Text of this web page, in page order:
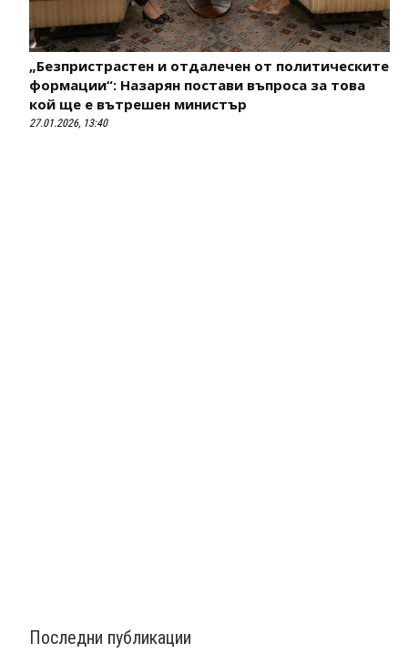
„Безпристрастен и отдалечен от политическите
формации“: Назарян постави въпроса за това
кой ще е вътрешен министър
27.01.2026, 13:40
Последни публикации